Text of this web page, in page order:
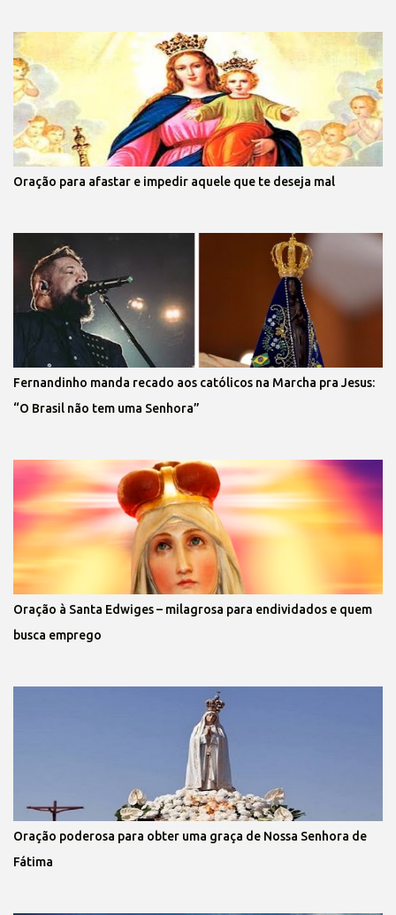
Oração para afastar e impedir aquele que te deseja mal
Fernandinho manda recado aos católicos na Marcha pra Jesus:
“O Brasil não tem uma Senhora”
Oração à Santa Edwiges – milagrosa para endividados e quem
busca emprego
Oração poderosa para obter uma graça de Nossa Senhora de
Fátima